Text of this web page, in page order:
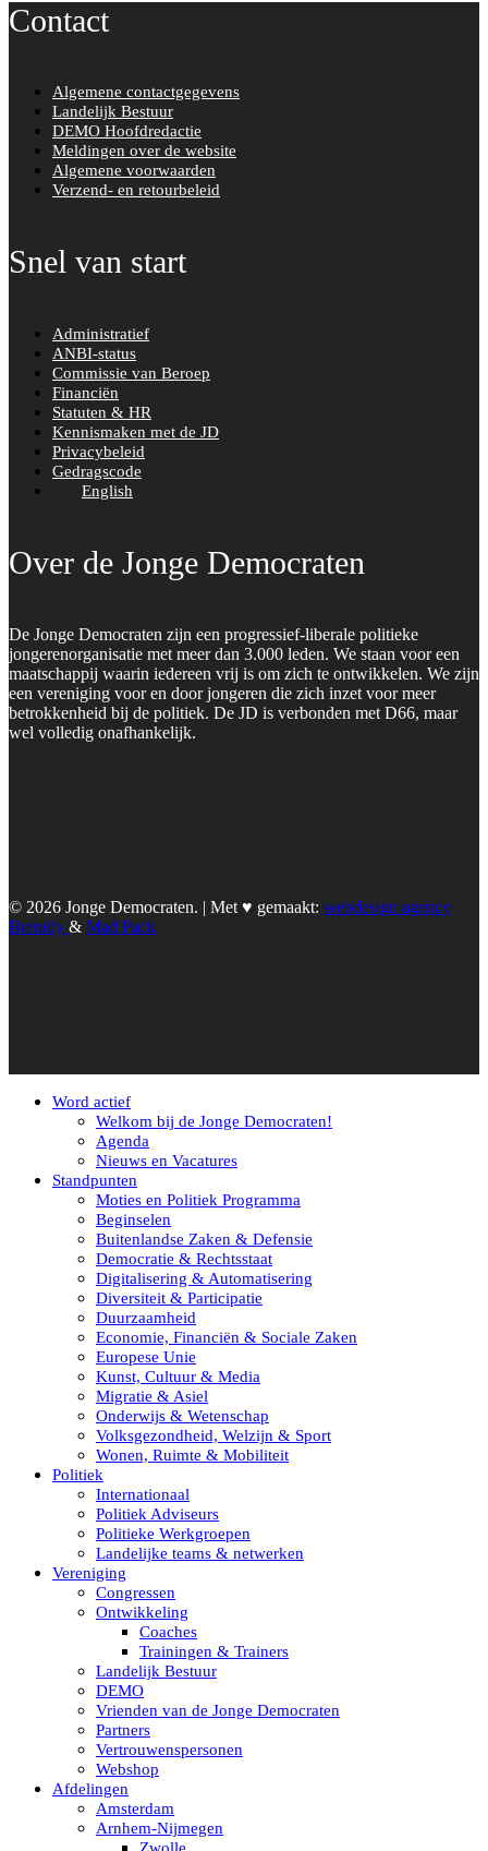
e t
Contact
Algemene contactgegevens
Landelijk Bestuur
DEMO Hoofdredactie
Meldingen over de website
Algemene voorwaarden
Verzend- en retourbeleid
Snel van start
Administratief
ANBI-status
Commissie van Beroep
Financiën
Statuten & HR
Kennismaken met de JD
Privacybeleid
Gedragscode
English
Over de Jonge Democraten
De Jonge Democraten zijn een progressief-liberale politieke
jongerenorganisatie met meer dan 3.000 leden. We staan voor een
maatschappij waarin iedereen vrij is om zich te ontwikkelen. We zijn
een vereniging voor en door jongeren die zich inzet voor meer
betrokkenheid bij de politiek. De JD is verbonden met D66, maar
wel volledig onafhankelijk.
© 2026 Jonge Democraten. | Met ♥︎ gemaakt: webdesign agency
Brendly & Mad Pack
Word actief
Welkom bij de Jonge Democraten!
Agenda
Nieuws en Vacatures
Standpunten
Moties en Politiek Programma
Beginselen
Buitenlandse Zaken & Defensie
Democratie & Rechtsstaat
Digitalisering & Automatisering
Diversiteit & Participatie
Duurzaamheid
Economie, Financiën & Sociale Zaken
Europese Unie
Kunst, Cultuur & Media
Migratie & Asiel
Onderwijs & Wetenschap
Volksgezondheid, Welzijn & Sport
Wonen, Ruimte & Mobiliteit
Politiek
Internationaal
Politiek Adviseurs
Politieke Werkgroepen
Landelijke teams & netwerken
Vereniging
Congressen
Ontwikkeling
Coaches
Trainingen & Trainers
Landelijk Bestuur
DEMO
Vrienden van de Jonge Democraten
Partners
Vertrouwenspersonen
Webshop
Afdelingen
Amsterdam
Arnhem-Nijmegen